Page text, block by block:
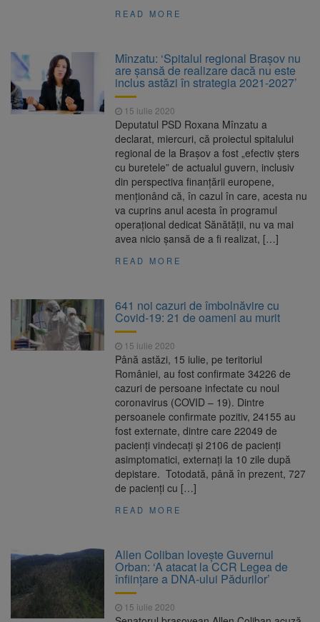
READ MORE
Mînzatu: ‘Spitalul regional Brașov nu
are şansă de realizare dacă nu este
inclus astăzi în strategia 2021-2027’
15 iulie 2020
Deputatul PSD Roxana Mînzatu a
declarat, miercuri, că proiectul spitalului
regional de la Braşov a fost „efectiv şters
cu buretele” de actualul guvern, inclusiv
din perspectiva finanţării europene,
menţionând că, în cazul în care, acesta nu
va cuprins anul acesta în programul
operaţional dedicat Sănătăţii, nu va mai
avea nicio şansă de a fi realizat, […]
READ MORE
641 noi cazuri de îmbolnăvire cu
Covid-19: 21 de oameni au murit
15 iulie 2020
Până astăzi, 15 iulie, pe teritoriul
României, au fost confirmate 34226 de
cazuri de persoane infectate cu noul
coronavirus (COVID – 19). Dintre
persoanele confirmate pozitiv, 24155 au
fost externate, dintre care 22049 de
pacienți vindecați și 2106 de pacienți
asimptomatici, externați la 10 zile după
depistare. Totodată, până în prezent, 727
de pacienți cu […]
READ MORE
Allen Coliban lovește Guvernul
Orban: ‘A atacat la CCR Legea de
înființare a DNA-ului Pădurilor’
15 iulie 2020